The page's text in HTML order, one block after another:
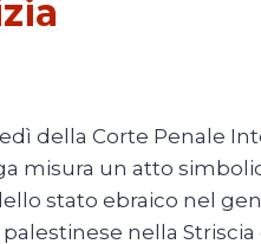
della Corte Penale
misura un atto
stato ebraico nel
nella